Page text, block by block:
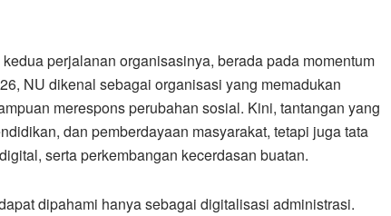
perjalanan organisasinya, berada pada momentum
NU dikenal sebagai organisasi yang memadukan
merespons perubahan sosial. Kini, tantangan yang
dan pemberdayaan masyarakat, tetapi juga tata
serta perkembangan kecerdasan buatan.
dipahami hanya sebagai digitalisasi administrasi.